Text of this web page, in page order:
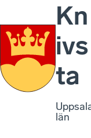
Kn
ivs
ta
län